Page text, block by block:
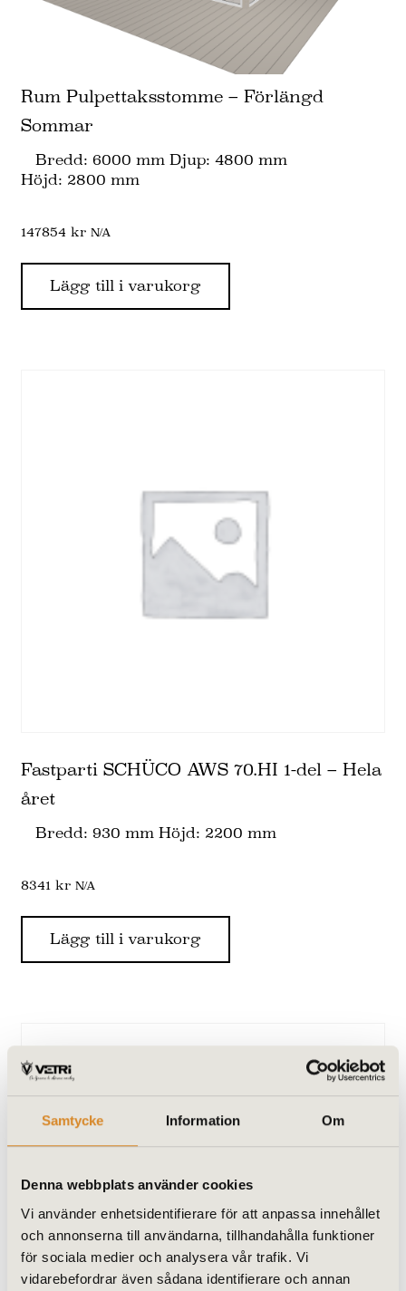
Samtycke Information Om
Denna webbplats använder cookies
Vi använder enhetsidentifierare för att anpassa innehållet
och annonserna till användarna, tillhandahålla funktioner
för sociala medier och analysera vår trafik. Vi
vidarebefordrar även sådana identifierare och annan
Rum Pulpettaksstomme – Förlängd
Sommar
Bredd: 6000 mm Djup: 4800 mm
Höjd: 2800 mm
147854kr N/A
Lägg till i varukorg
Fastparti SCHÜCO AWS 70.HI 1-del – Hela
året
Bredd: 930 mm Höjd: 2200 mm
8341kr N/A
Lägg till i varukorg